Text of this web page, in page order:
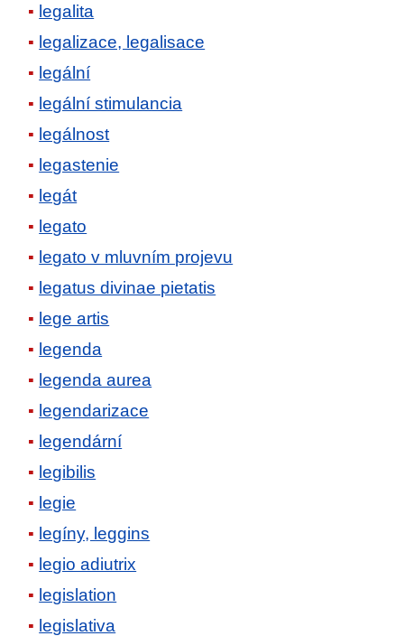
legalita
legalizace, legalisace
legální
legální stimulancia
legálnost
legastenie
legát
legato
legato v mluvním projevu
legatus divinae pietatis
lege artis
legenda
legenda aurea
legendarizace
legendární
legibilis
legie
legíny, leggins
legio adiutrix
legislation
legislativa